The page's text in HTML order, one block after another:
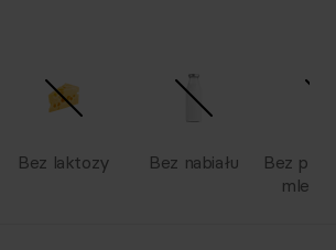
Bez laktozy Bez nabiału
Bez